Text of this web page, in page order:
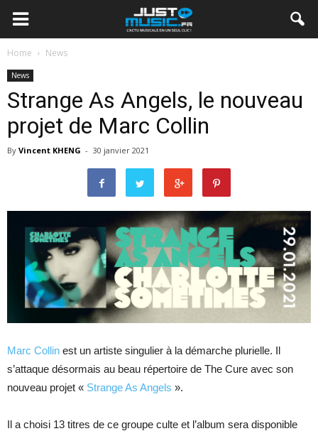
Home News
News
Strange As Angels, le nouveau
projet de Marc Collin
By Vincent KHENG - 30 janvier 2021
Marc Collin est un artiste singulier à la démarche plurielle. Il
s’attaque désormais au beau répertoire de The Cure avec son
nouveau projet « Strange As Angels ».
Il a choisi 13 titres de ce groupe culte et l’album sera disponible